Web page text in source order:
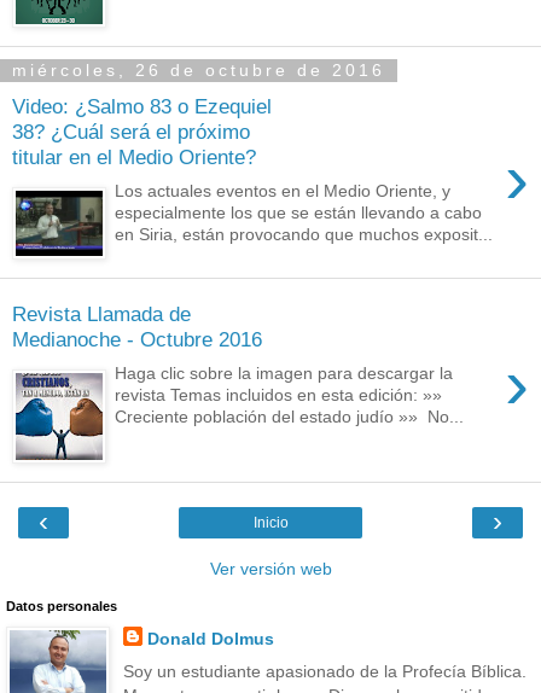
miércoles, 26 de octubre de 2016
Video: ¿Salmo 83 o Ezequiel
38? ¿Cuál será el próximo
titular en el Medio Oriente?
›
Los actuales eventos en el Medio Oriente, y
especialmente los que se están llevando a cabo
en Siria, están provocando que muchos exposit...
Revista Llamada de
Medianoche - Octubre 2016
›
Haga clic sobre la imagen para descargar la
revista Temas incluidos en esta edición: »»
Creciente población del estado judío »» No...
‹ ›
Inicio
Ver versión web
Datos personales
Donald Dolmus
Soy un estudiante apasionado de la Profecía Bíblica.